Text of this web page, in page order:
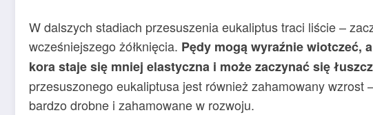
W dalszych stadiach przesuszenia eukaliptus traci liście –
wcześniejszego żółknięcia. Pędy mogą wyraźnie wiotczeć,
kora staje się mniej elastyczna i może zaczynać się
przesuszonego eukaliptusa jest również zahamowany wzrost
bardzo drobne i zahamowane w rozwoju.